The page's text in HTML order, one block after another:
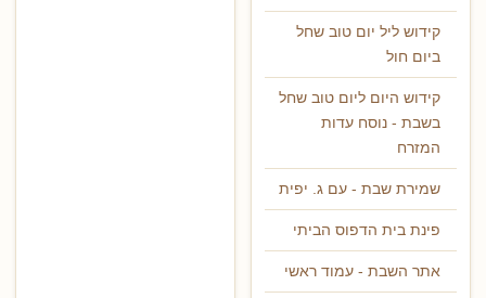
קידוש ליל יום טוב שחל
ביום חול
קידוש היום ליום טוב שחל
בשבת - נוסח עדות
המזרח
שמירת שבת - עם ג. יפית
פינת בית הדפוס הביתי
אתר השבת - עמוד ראשי